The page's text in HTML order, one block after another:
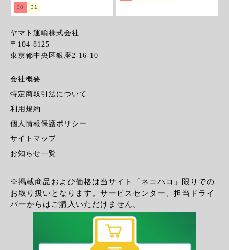
30 31
ヤマト運輸株式会社
〒104-8125
東京都中央区銀座2-16-10
会社概要
特定商取引法について
利用規約
個人情報保護ポリシー
サイトマップ
お知らせ一覧
※掲載商品および価格は当サイト「ネコハコ」限りでの
お取り扱いとなります。サービスセンター、担当ドライ
バーからはご購入いただけません。